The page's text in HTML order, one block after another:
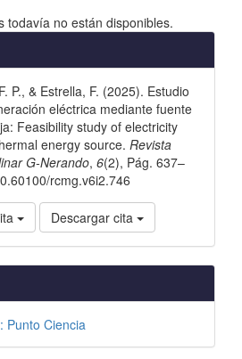
todavía no están disponibles.
P., & Estrella, F. (2025). Estudio
eléctrica mediante fuente
Feasibility study of electricity
energy source. Revista
G-Nerando, 6(2), Pág. 637–
rcmg.v6i2.746
Descargar cita
Punto Ciencia